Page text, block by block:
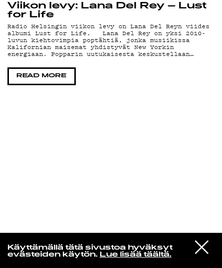
Käyttämällä tätä sivustoa hyväksyt
evästeiden käytön. Lue lisää täältä.
VIESTI
STUDIOON
Biba
Night Is Like Magic (Lp Version)
YSTÄVÄKLUBI
TIETOSUOJA
KIRJAUDU SISÄÄN
Viikon levy: Lana Del Rey – Lust
for Life
Radio Helsingin viikon levy on Lana Del Reyn viides
albumi Lust for Life. Lana Del Rey on yksi 2010-
luvun kiehtovimpia poptähtiä, jonka musiikissa
Kalifornian maisemat yhdistyvät New Yorkin
energiaan. Popparin uutukaisesta keskustellaan…
READ MORE